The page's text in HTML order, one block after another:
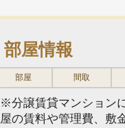
部屋情報
部屋 間取
※分譲賃貸マンション
屋の賃料や管理費、敷